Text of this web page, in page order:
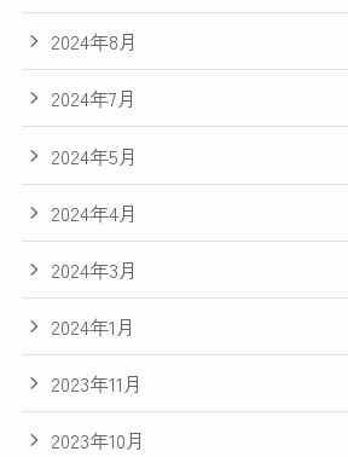
2024年8月
2024年7月
2024年5月
2024年4月
2024年3月
2024年1月
2023年11月
2023年10月